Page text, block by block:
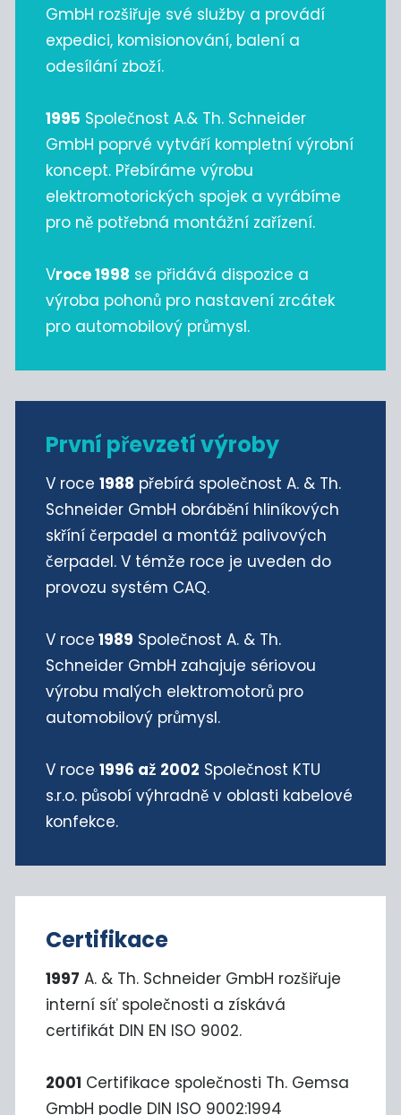
GmbH rozšiřuje své služby a provádí
expedici, komisionování, balení a
odesílání zboží.
1995 Společnost A.& Th. Schneider
GmbH poprvé vytváří kompletní výrobní
koncept. Přebíráme výrobu
elektromotorických spojek a vyrábíme
pro ně potřebná montážní zařízení.
Vroce 1998 se přidává dispozice a
výroba pohonů pro nastavení zrcátek
pro automobilový průmysl.
První převzetí výroby
V roce 1988 přebírá společnost A. & Th.
Schneider GmbH obrábění hliníkových
skříní čerpadel a montáž palivových
čerpadel. V témže roce je uveden do
provozu systém CAQ.
V roce 1989 Společnost A. & Th.
Schneider GmbH zahajuje sériovou
výrobu malých elektromotorů pro
automobilový průmysl.
V roce 1996 až 2002 Společnost KTU
s.r.o. působí výhradně v oblasti kabelové
konfekce.
Certifikace
1997 A. & Th. Schneider GmbH rozšiřuje
interní síť společnosti a získává
certifikát DIN EN ISO 9002.
2001 Certifikace společnosti Th. Gemsa
GmbH podle DIN ISO 9002:1994